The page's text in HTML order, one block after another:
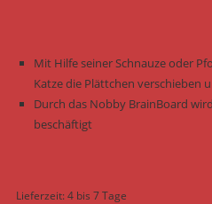
Mit Hilfe seiner Schnauze oder
Katze die Plättchen verschieben
Durch das Nobby BrainBoard
beschäftigt
Lieferzeit:4 bis 7 Tage